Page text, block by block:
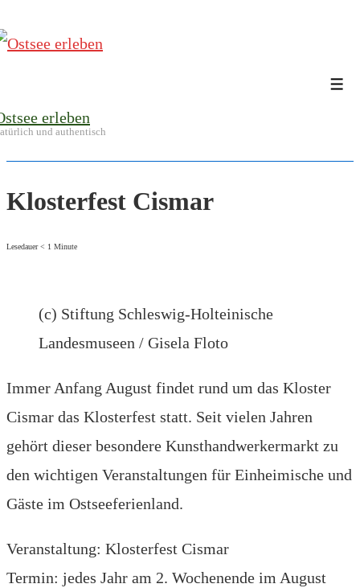
Zum
erleben
und authentisch
Klosterfest Cismar
Lesedauer < 1 Minute
(c) Stiftung Schleswig-Holteinische
Landesmuseen / Gisela Floto
Immer Anfang August findet rund um das Kloster
Cismar das Klosterfest statt. Seit vielen Jahren
gehört dieser besondere Kunsthandwerkermarkt zu
den wichtigen Veranstaltungen für Einheimische und
Gäste im Ostseeferienland.
Veranstaltung: Klosterfest Cismar
Termin: jedes Jahr am 2. Wochenende im August